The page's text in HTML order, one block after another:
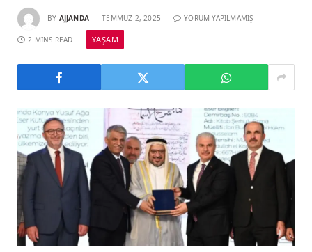
BY AJJANDA TEMMUZ 2, 2025 YORUM YAPILMAMIŞ
2 MINS READ YAŞAM